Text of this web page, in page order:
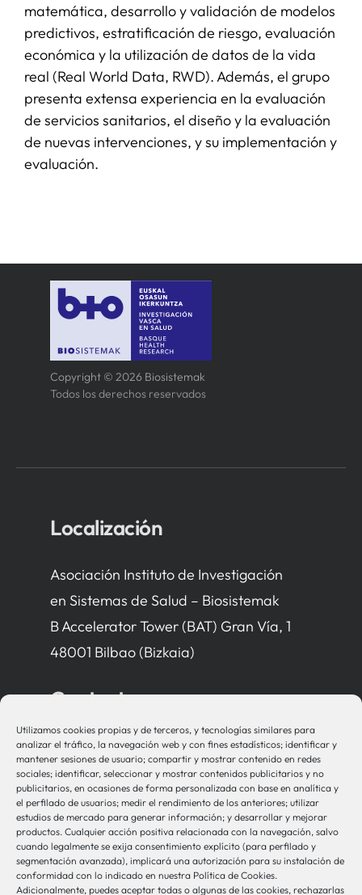
Utilizamos cookies propias y de terceros, y tecnologías similares para
analizar el tráfico, la navegación web y con fines estadísticos; identificar y
mantener sesiones de usuario; compartir y mostrar contenido en redes
sociales; identificar, seleccionar y mostrar contenidos publicitarios y no
publicitarios, en ocasiones de forma personalizada con base en analítica y
el perfilado de usuarios; medir el rendimiento de los anteriores; utilizar
estudios de mercado para generar información; y desarrollar y mejorar
productos. Cualquier acción positiva relacionada con la navegación, salvo
cuando legalmente se exija consentimiento explícito (para perfilado y
segmentación avanzada), implicará una autorización para su instalación de
conformidad con lo indicado en nuestra Política de Cookies.
Adicionalmente, puedes aceptar todas o algunas de las cookies, rechazarlas
matemática, desarrollo y validación de modelos
predictivos, estratificación de riesgo, evaluación
económica y la utilización de datos de la vida
real (Real World Data, RWD). Además, el grupo
presenta extensa experiencia en la evaluación
de servicios sanitarios, el diseño y la evaluación
de nuevas intervenciones, y su implementación y
evaluación.
Copyright © 2026 Biosistemak
Todos los derechos reservados
Localización
Asociación Instituto de Investigación
en Sistemas de Salud – Biosistemak
B Accelerator Tower (BAT) Gran Vía, 1
48001 Bilbao (Bizkaia)
Contacto
bio-sistemak@bio-sistemak.eus
944 00 77 90
Otros Enlaces